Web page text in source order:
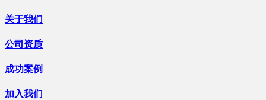
关于我们
公司资质
成功案例
加入我们